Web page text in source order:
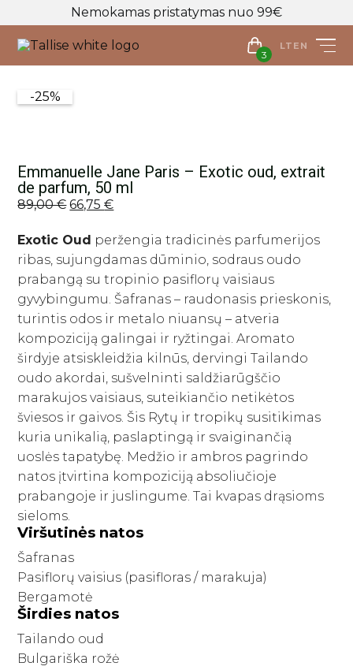
Nemokamas pristatymas nuo 99€
3
LT EN
Veido priežiūra
Visos priemonės
Makiažo valymo priemonės
Veido šveitikliai
Veido tonikai
Veido serumai
Veido ampulės
Veido kaukės
Paakių kremai ir serumai
Paakių kaukės
Kaklo kremai
Veido kremai
Lūpų priežiūra
Veido priežiūros aparatai
Apsauga nuo saulės veidui
Savaiminio įdegio priemonės veidui
Kūno priežiūra
Visos priemonės
Kūno prausikliai, šveitikliai
Kūno kremai ir losjonai
Kūno purškikliai
Rankų kremai
Intymi priežiūra
Savaiminio įdegio priemonės kūnui
Anticeliulitinės priemonės
Natūralūs dezodorantai
Vonios druskos
Apsauga nuo saulės kūnui
Makiažo Priemonės
Visos priemonės
Makiažo bazės
Makiažo pagrindai ir maskuokliai
Birios ir presuotos pudros
Veido kontūravimui
Skaistalai
Akių pieštukai
Blakstienoms (tušai, serumai)
Antakių pieštukai
Lūpų pieštukai
Lūpoms (lūpų dažai, blizgiai)
Makiažo šepetėliai
Makiažo rinkiniai
Plaukų priežiūros priemonės
Visos priemonės
Galvos odos šveitikliai
Plaukų šampūnai
Plaukų kondicionieriai
Plaukų kaukės ir ampulės
Plaukų kremai
Nenuskalaujami kondicionieriai
Plaukų serumai ir aliejai
Apsauga nuo karščio
Plaukų formavimo priemonės
Plaukų šepečiai
Apranga
Apranga
Palaidinės
Sportinės Liemenelės
Sijonai
Šortai
Kojinės
Tamprės
Naujienos
Rinkiniai
Namams
Kvepalai
Papildai
Pasiūlymai
Prekiniai ženklai
Dovanų kuponai
VISOS PREKĖS
-25%
Emmanuelle Jane Paris – Exotic oud, extrait
de parfum, 50 ml
89,00€Original
was:
89,00 €.
66,75€Current
is:
66,75 €.
Exotic Oud peržengia tradicinės parfumerijos
ribas, sujungdamas dūminio, sodraus oudo
prabangą su tropinio pasiflorų vaisiaus
gyvybingumu. Šafranas – raudonasis prieskonis,
turintis odos ir metalo niuansų – atveria
kompoziciją galingai ir ryžtingai. Aromato
širdyje atsiskleidžia kilnūs, dervingi Tailando
oudo akordai, sušvelninti saldžiarūgščio
marakujos vaisiaus, suteikiančio netikėtos
šviesos ir gaivos. Šis Rytų ir tropikų susitikimas
kuria unikalią, paslaptingą ir svaiginančią
uoslės tapatybę. Medžio ir ambros pagrindo
natos įtvirtina kompoziciją absoliučioje
prabangoje ir juslingume. Tai kvapas drąsioms
sieloms.
Viršutinės natos
Šafranas
Pasiflorų vaisius (pasifloras / marakuja)
Bergamotė
Širdies natos
Tailando oud
Bulgariška rožė